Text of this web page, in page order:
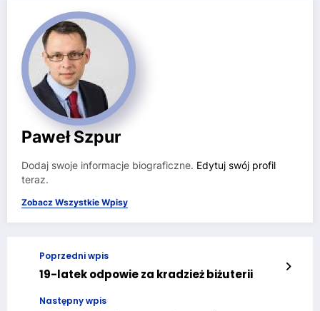
Paweł Szpur
Dodaj swoje informacje biograficzne. Edytuj swój profil
teraz.
Zobacz Wszystkie Wpisy
Poprzedni wpis
19-latek odpowie za kradzież biżuterii
Następny wpis